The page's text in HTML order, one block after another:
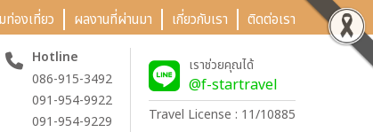
ท่องเที่ยว ผลงานที่ผ่านมา เกี่ยวกับเรา ติดต่อเรา
Hotline
086-915-3492
091-954-9922
091-954-9229
เราช่วยคุณได้
@f-startravel
Travel License : 11/10885